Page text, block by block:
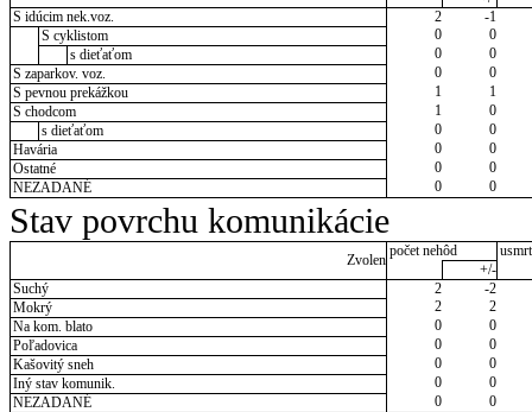
S idúcim nek.voz.
2
-1
S cyklistom
0
0
s dieťaťom
0
0
S zaparkov. voz.
0
0
S pevnou prekážkou
1
1
S chodcom
1
0
s dieťaťom
0
0
Havária
0
0
Ostatné
0
0
NEZADANÉ
0 0
Stav povrchu komunikácie
Zvolen
počet nehôd
+/-
Suchý
2
-2
Mokrý
2
2
Na kom. blato
0
0
Poľadovica
0
0
Kašovitý sneh
0
0
Iný stav komunik.
0
0
NEZADANÉ
0 0